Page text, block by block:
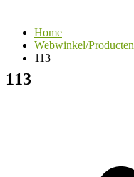
Home
Webwinkel/Producten
113
113